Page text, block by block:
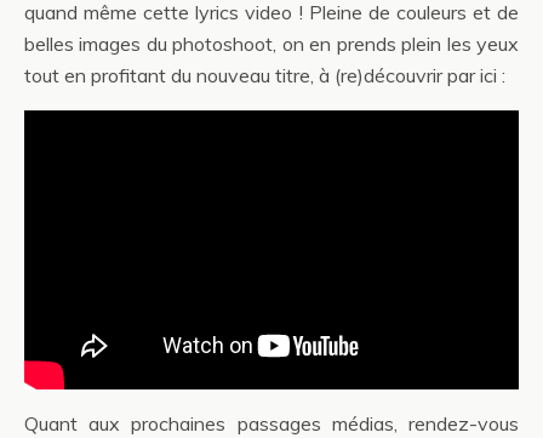
quand même cette lyrics video ! Pleine de couleurs et de
belles images du photoshoot, on en prends plein les yeux
tout en profitant du nouveau titre, à (re)découvrir par ici :
Quant aux prochaines passages médias, rendez-vous